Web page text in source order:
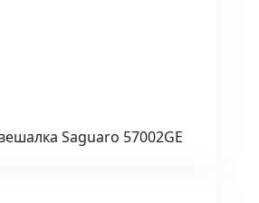
Saguaro 57002GE